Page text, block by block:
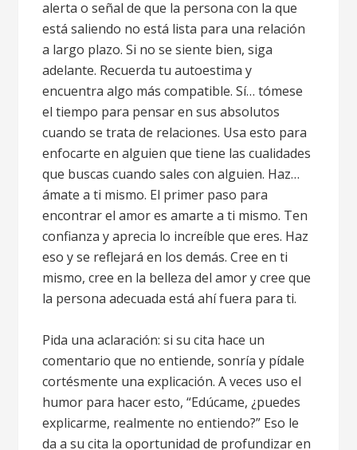
alerta o señal de que la persona con la que
está saliendo no está lista para una relación
a largo plazo. Si no se siente bien, siga
adelante. Recuerda tu autoestima y
encuentra algo más compatible. Sí… tómese
el tiempo para pensar en sus absolutos
cuando se trata de relaciones. Usa esto para
enfocarte en alguien que tiene las cualidades
que buscas cuando sales con alguien. Haz…
ámate a ti mismo. El primer paso para
encontrar el amor es amarte a ti mismo. Ten
confianza y aprecia lo increíble que eres. Haz
eso y se reflejará en los demás. Cree en ti
mismo, cree en la belleza del amor y cree que
la persona adecuada está ahí fuera para ti.
Pida una aclaración: si su cita hace un
comentario que no entiende, sonría y pídale
cortésmente una explicación. A veces uso el
humor para hacer esto, “Edúcame, ¿puedes
explicarme, realmente no entiendo?” Eso le
da a su cita la oportunidad de profundizar en